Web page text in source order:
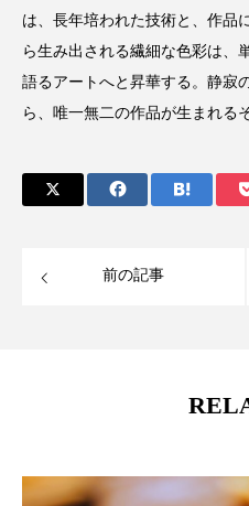
は、長年培われた技術と、作品
ら生み出される繊細な色彩は、
語るアートへと昇華する。静寂
ら、唯一無二の作品が生まれる
前の記事